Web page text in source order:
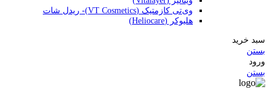
وی‌تی کازمتیک (VT Cosmetics)- ریدل شات
هلیوکر (Heliocare)
سبد خرید
بستن
ورود
بستن